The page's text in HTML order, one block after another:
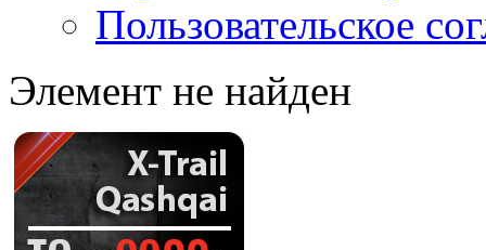
Пользовательское
Элемент не найден